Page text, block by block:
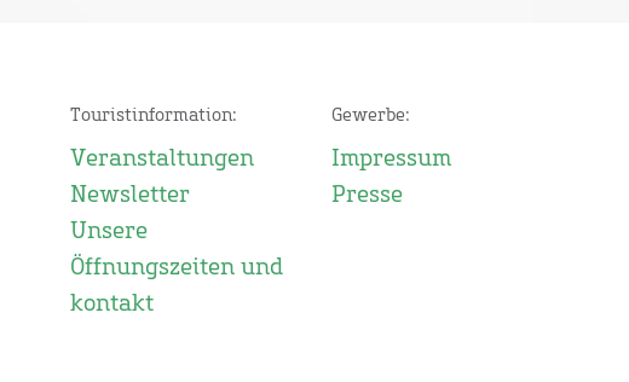
Touristinformation:
Veranstaltungen
Newsletter
Unsere
Öffnungszeiten und
kontakt
Gewerbe:
Impressum
Presse